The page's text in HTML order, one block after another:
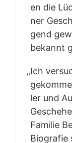
en die
ner
gend
bekannt
„Ich
ler und
Fami­lie
Bio­gra­fie